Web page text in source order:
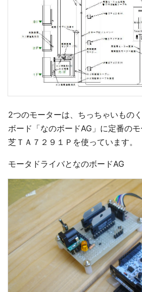
2つのモーターは、ちっちゃいもの
ボード「なのボードAG」に定番の
芝ＴＡ７２９１Ｐを使っています。
モータドライバとなのボードAG